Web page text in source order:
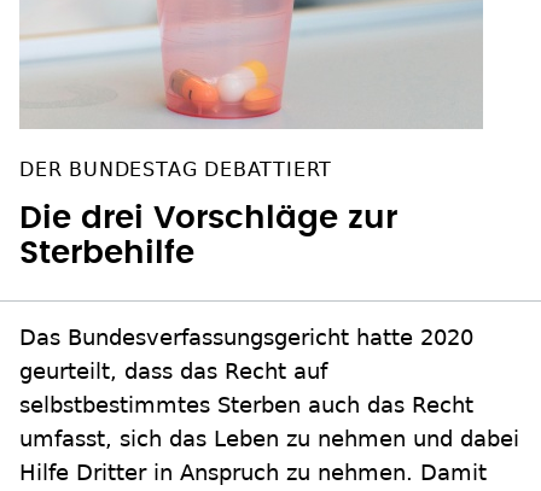
DER BUNDESTAG DEBATTIERT
Die drei Vorschläge zur
Sterbehilfe
Das Bundesverfassungsgericht hatte 2020
geurteilt, dass das Recht auf
selbstbestimmtes Sterben auch das Recht
umfasst, sich das Leben zu nehmen und dabei
Hilfe Dritter in Anspruch zu nehmen. Damit